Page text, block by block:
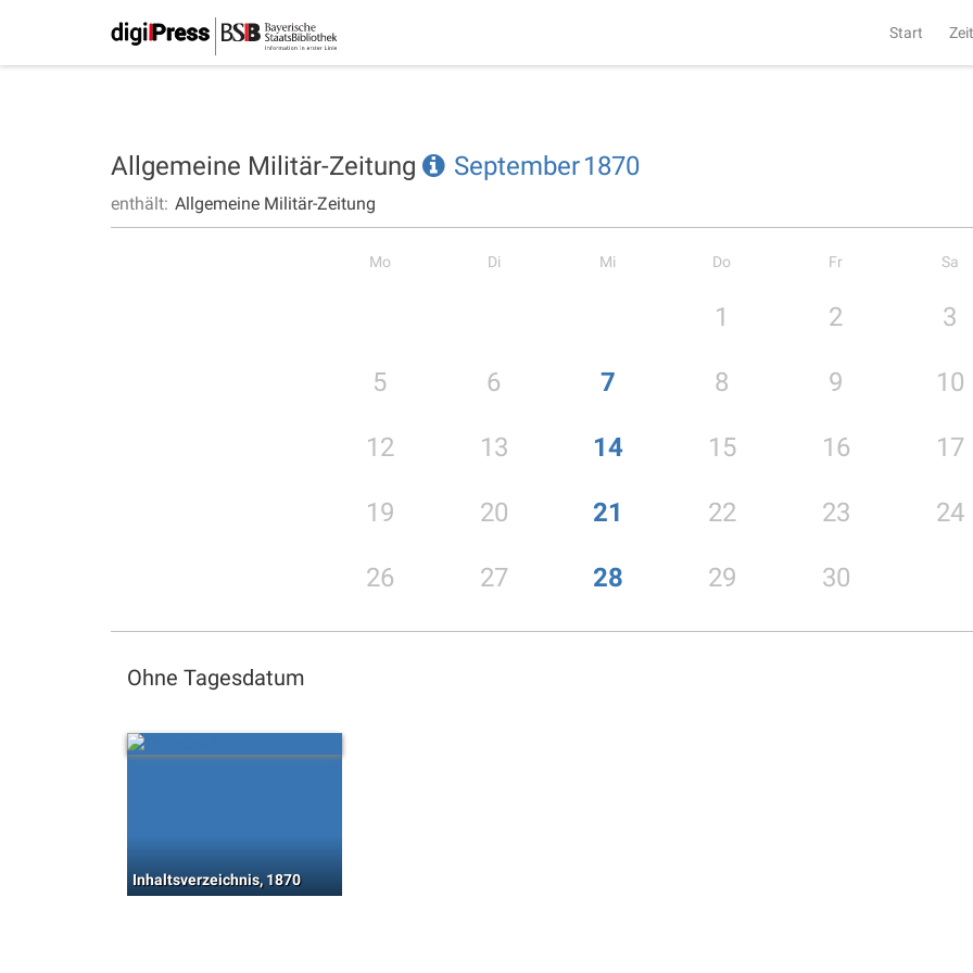
Start
Allgemeine Militär-Zeitung September1870
enthält: Allgemeine Militär-Zeitung
Mo Di Mi Do Fr Sa
1 2 3
5 6 7 8 9 10
12 13 14 15 16 17
19 20 21 22 23 24
26 27 28 29 30
Ohne Tagesdatum
Inhaltsverzeichnis, 1870